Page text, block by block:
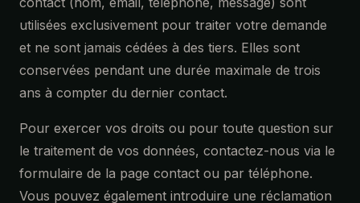
Vous pouvez à tout moment configurer votre navigateur pour
dépôt.
Sécurité des données
transmissions (HTTPS), contrôle des accès, sauvegardes
En cas de violation susceptible de présenter un risque pour vos
vous en informer dans les meilleurs délais conformément au RGPD.
utilisées exclusivement pour traiter votre demande
et ne sont jamais cédées à des tiers. Elles sont
conservées pendant une durée maximale de trois
ans à compter du dernier contact.
Pour exercer vos droits ou pour toute question sur
le traitement de vos données, contactez-nous via le
formulaire de la page contact ou par téléphone.
Vous pouvez également introduire une réclamation